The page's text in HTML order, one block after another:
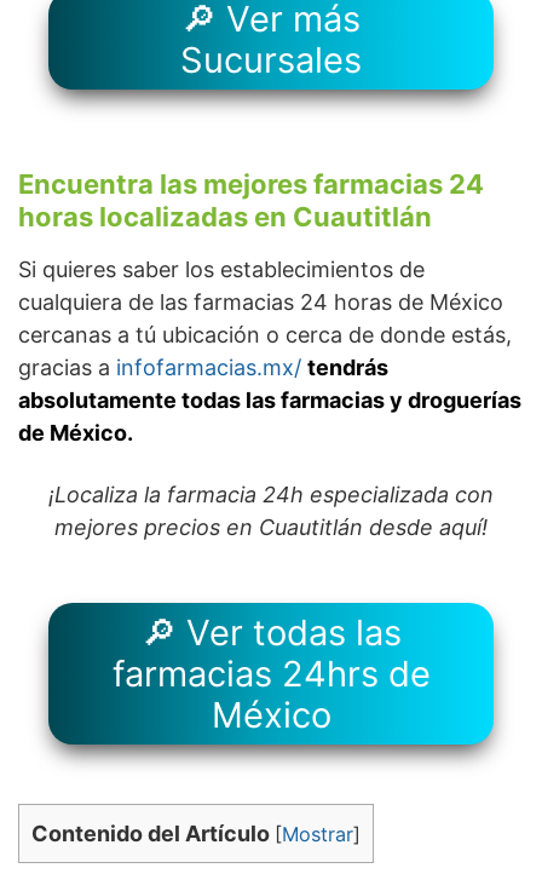
🔎 Ver más
Sucursales
Encuentra las mejores farmacias 24
horas localizadas en Cuautitlán
Si quieres saber los establecimientos de
cualquiera de las farmacias 24 horas de México
cercanas a tú ubicación o cerca de donde estás,
gracias a infofarmacias.mx/ tendrás
absolutamente todas las farmacias y droguerías
de México.
¡Localiza la farmacia 24h especializada con
mejores precios en Cuautitlán desde aquí!
🔎 Ver todas las
farmacias 24hrs de
México
Contenido del Artículo [Mostrar]